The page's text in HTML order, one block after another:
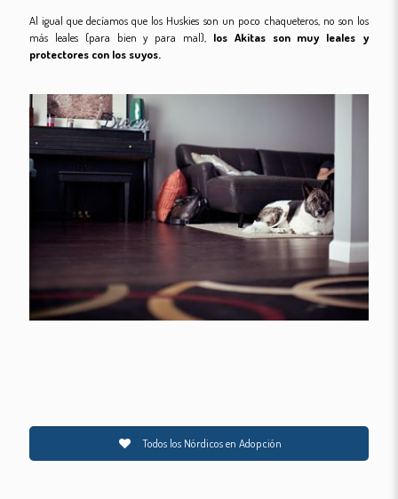
Al igual que decíamos que los Huskies son un poco chaqueteros, no son los
más leales (para bien y para mal), los Akitas son muy leales y
protectores con los suyos.
Todos los Nórdicos en Adopción